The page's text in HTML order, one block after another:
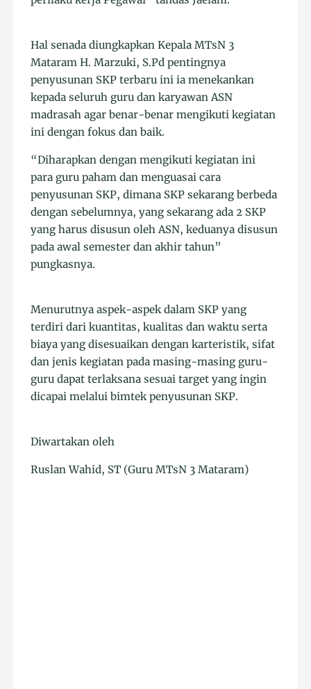
Hal senada diungkapkan Kepala MTsN 3
Mataram H. Marzuki, S.Pd pentingnya
penyusunan SKP terbaru ini ia menekankan
kepada seluruh guru dan karyawan ASN
madrasah agar benar-benar mengikuti kegiatan
ini dengan fokus dan baik.
“Diharapkan dengan mengikuti kegiatan ini
para guru paham dan menguasai cara
penyusunan SKP, dimana SKP sekarang berbeda
dengan sebelumnya, yang sekarang ada 2 SKP
yang harus disusun oleh ASN, keduanya disusun
pada awal semester dan akhir tahun”
pungkasnya.
Menurutnya aspek-aspek dalam SKP yang
terdiri dari kuantitas, kualitas dan waktu serta
biaya yang disesuaikan dengan karteristik, sifat
dan jenis kegiatan pada masing-masing guru-
guru dapat terlaksana sesuai target yang ingin
dicapai melalui bimtek penyusunan SKP.
Diwartakan oleh
Ruslan Wahid, ST (Guru MTsN 3 Mataram)